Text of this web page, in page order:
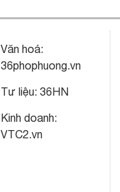
Văn hoá:
36phophuong.vn
Tư liệu: 36HN
Kinh doanh:
VTC2.vn